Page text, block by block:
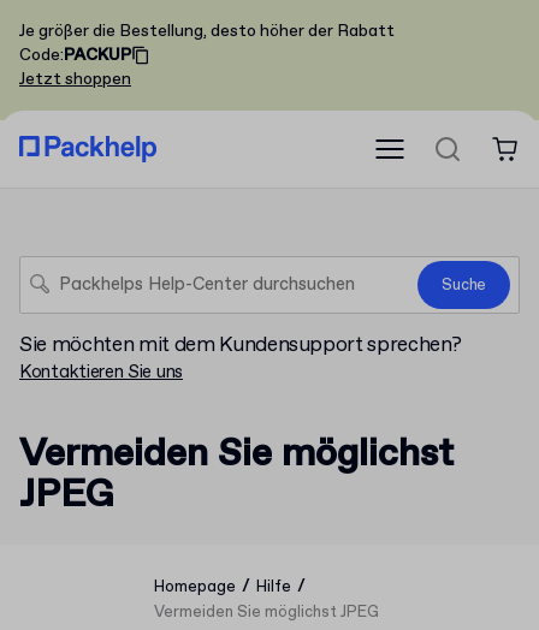
Je größer die Bestellung, desto höher der Rabatt
Code:PACKUP
Jetzt shoppen
Suche
Sie möchten mit dem Kundensupport sprechen?
Kontaktieren Sie uns
Vermeiden Sie möglichst
JPEG
Homepage / Hilfe /
Vermeiden Sie möglichst JPEG